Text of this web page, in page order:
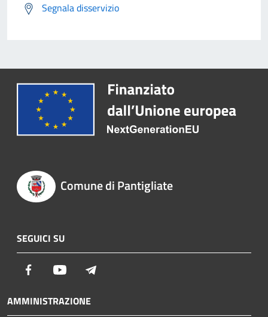
Segnala disservizio
Comune di Pantigliate
SEGUICI SU
Facebook Youtube
AMMINISTRAZIONE